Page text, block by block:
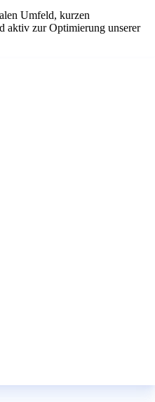
Umfeld, kurzen
aktiv zur Optimierung unserer